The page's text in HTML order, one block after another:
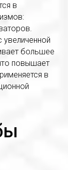
в
увеличенной
большее
повышает
в